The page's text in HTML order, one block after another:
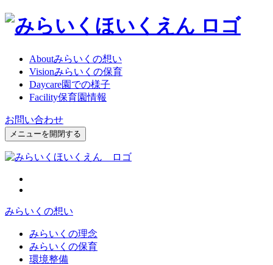
Aboutみらいくの想い
Visionみらいくの保育
Daycare園での様子
Facility保育園情報
お問い合わせ
メニューを開閉する
みらいくの想い
みらいくの理念
みらいくの保育
環境整備